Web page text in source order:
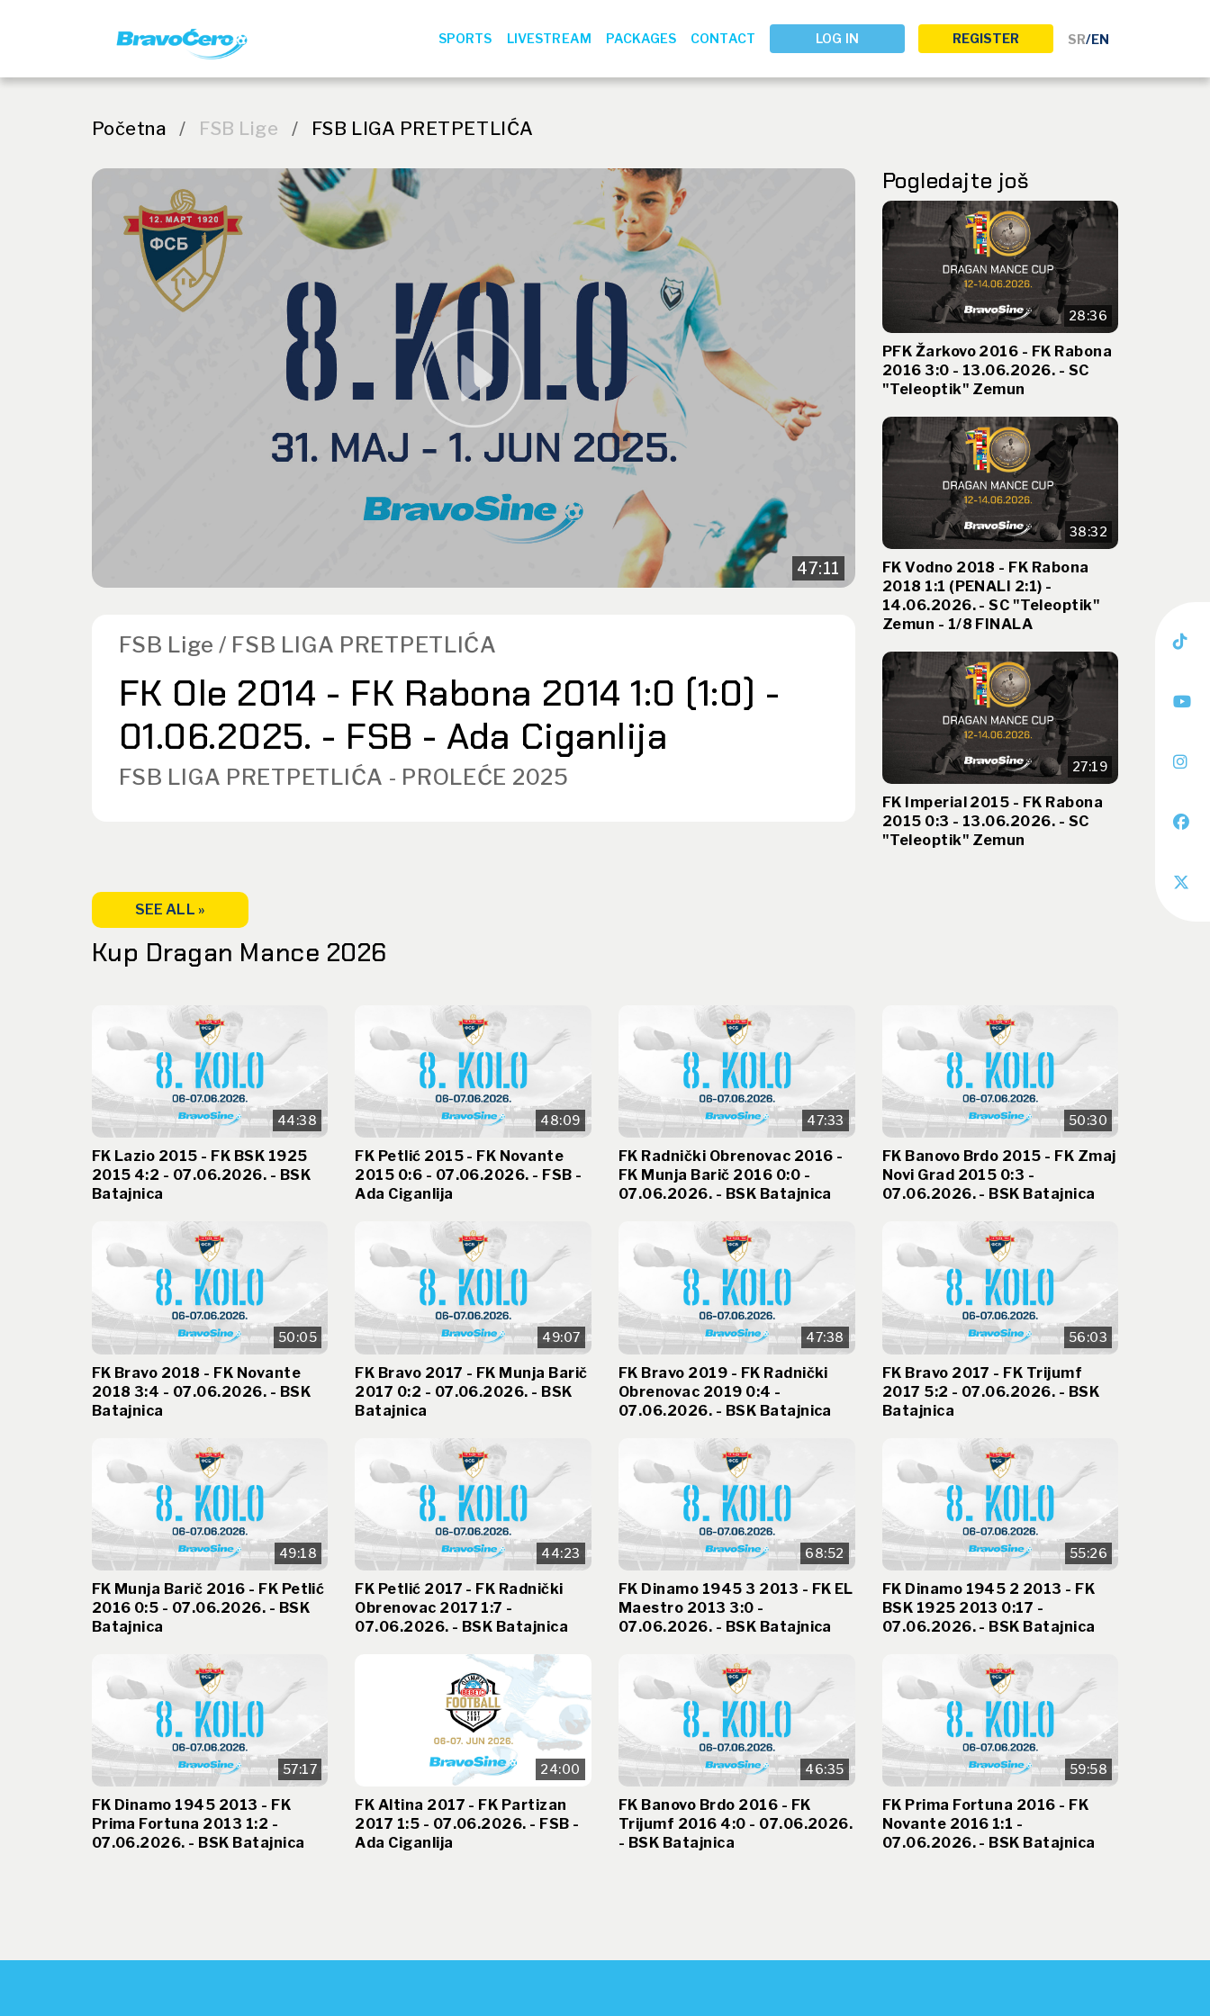
SPORTS LIVESTREAM PACKAGES CONTACT LOG IN REGISTER SR/EN
Početna / FSB Lige / FSB LIGA PRETPETLIĆA
47:11
FSB Lige / FSB LIGA PRETPETLIĆA
FK Ole 2014 - FK Rabona 2014 1:0 (1:0) -
01.06.2025. - FSB - Ada Ciganlija
FSB LIGA PRETPETLIĆA - PROLEĆE 2025
Pogledajte još
28:36
PFK Žarkovo 2016 - FK Rabona
2016 3:0 - 13.06.2026. - SC
"Teleoptik" Zemun
38:32
FK Vodno 2018 - FK Rabona
2018 1:1 (PENALI 2:1) -
14.06.2026. - SC "Teleoptik"
Zemun - 1/8 FINALA
27:19
FK Imperial 2015 - FK Rabona
2015 0:3 - 13.06.2026. - SC
"Teleoptik" Zemun
SEE ALL »
Kup Dragan Mance 2026
44:38
FK Lazio 2015 - FK BSK 1925
2015 4:2 - 07.06.2026. - BSK
Batajnica
48:09
FK Petlić 2015 - FK Novante
2015 0:6 - 07.06.2026. - FSB -
Ada Ciganlija
47:33
FK Radnički Obrenovac 2016 -
FK Munja Barič 2016 0:0 -
07.06.2026. - BSK Batajnica
50:30
FK Banovo Brdo 2015 - FK Zmaj
Novi Grad 2015 0:3 -
07.06.2026. - BSK Batajnica
50:05
FK Bravo 2018 - FK Novante
2018 3:4 - 07.06.2026. - BSK
Batajnica
49:07
FK Bravo 2017 - FK Munja Barič
2017 0:2 - 07.06.2026. - BSK
Batajnica
47:38
FK Bravo 2019 - FK Radnički
Obrenovac 2019 0:4 -
07.06.2026. - BSK Batajnica
56:03
FK Bravo 2017 - FK Trijumf
2017 5:2 - 07.06.2026. - BSK
Batajnica
49:18
FK Munja Barič 2016 - FK Petlić
2016 0:5 - 07.06.2026. - BSK
Batajnica
44:23
FK Petlić 2017 - FK Radnički
Obrenovac 2017 1:7 -
07.06.2026. - BSK Batajnica
68:52
FK Dinamo 1945 3 2013 - FK EL
Maestro 2013 3:0 -
07.06.2026. - BSK Batajnica
55:26
FK Dinamo 1945 2 2013 - FK
BSK 1925 2013 0:17 -
07.06.2026. - BSK Batajnica
57:17
FK Dinamo 1945 2013 - FK
Prima Fortuna 2013 1:2 -
07.06.2026. - BSK Batajnica
24:00
FK Altina 2017 - FK Partizan
2017 1:5 - 07.06.2026. - FSB -
Ada Ciganlija
46:35
FK Banovo Brdo 2016 - FK
Trijumf 2016 4:0 - 07.06.2026.
- BSK Batajnica
59:58
FK Prima Fortuna 2016 - FK
Novante 2016 1:1 -
07.06.2026. - BSK Batajnica